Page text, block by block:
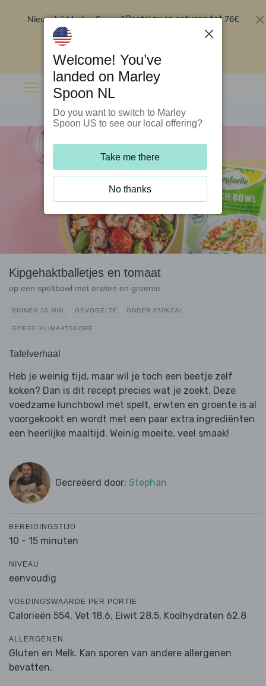
Nieuw bij Marley Spoon?Bestel nu en ontvang tot 76€
Kipgehaktballetjes en tomaat
op een speltbowl met erwten en groente
BINNEN 30 MIN. GEVOGELTE ONDER 650KCAL
GOEDE KLIMAATSCORE
Tafelverhaal
Heb je weinig tijd, maar wil je toch een beetje zelf
koken? Dan is dit recept precies wat je zoekt. Deze
voedzame lunchbowl met spelt, erwten en groente is al
voorgekookt en wordt met een paar extra ingrediënten
een heerlijke maaltijd. Weinig moeite, veel smaak!
Gecreëerd door: Stephan
BEREIDINGSTIJD
10 - 15 minuten
NIVEAU
eenvoudig
VOEDINGSWAARDE PER PORTIE
Calorieën 554, Vet 18.6, Eiwit 28.5, Koolhydraten 62.8
ALLERGENEN
Gluten en Melk. Kan sporen van andere allergenen
bevatten.
Welcome! You’ve
landed on Marley
Spoon NL
Do you want to switch to Marley
Spoon US to see our local offering?
Take me there
No thanks